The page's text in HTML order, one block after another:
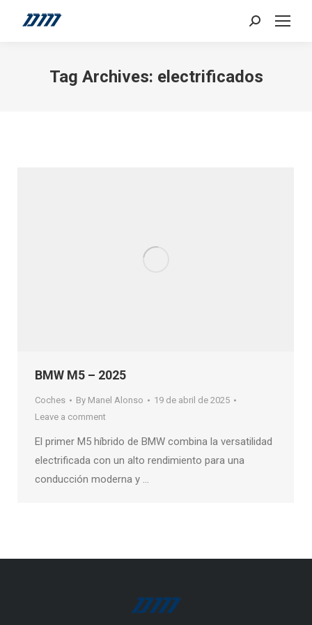
Search:
Tag Archives: electrificados
BMW M5 – 2025
Coches By Manel Alonso
19 de abril de 2025
Leave a comment
El primer M5 híbrido de BMW combina la versatilidad
electrificada con un alto rendimiento para una
conducción moderna y …